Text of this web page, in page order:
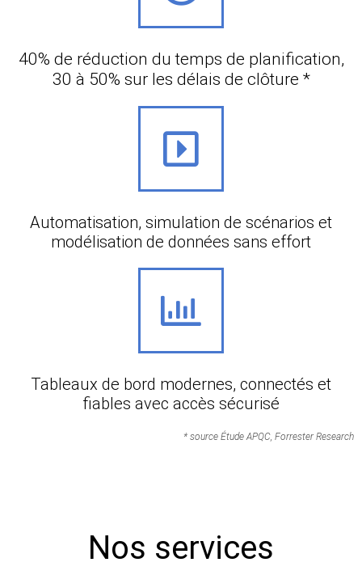
40% de réduction du temps de planification,
30 à 50% sur les délais de clôture *
Automatisation, simulation de scénarios et
modélisation de données sans effort
Tableaux de bord modernes, connectés et
fiables avec accès sécurisé
* source Étude APQC, Forrester Research
Nos services